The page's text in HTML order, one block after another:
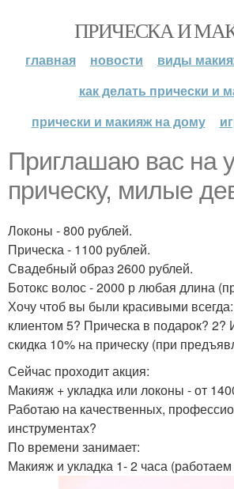
ПРИЧЕСКА И
главная новости
виды
как делать прически и
прически и макияж на дому
Приглашаю вас на
прическу, милые
Локоны - 800 рублей.
Прическа - 1100 рублей.
Свадебный образ 2600 рублей.
Ботокс волос - 2000 р любая длина
Хочу чтоб вы были красивыми
клиентом 5? Прическа в подарок?
скидка 10% на прическу (при
Сейчас проходит акция:
Макияж + укладка или локоны - от
Работаю на качественных,
инструментах?
По времени занимает:
Макияж и укладка 1- 2 часа (работаем